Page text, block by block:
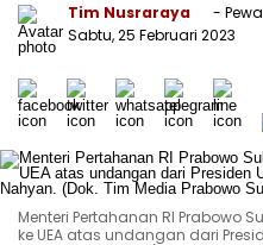
Tim Nusraraya
-
Sabtu, 25 Februari 2023
Menteri Pertahanan RI Prabowo
ke UEA atas undangan dari